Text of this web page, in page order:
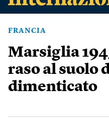
FRANCIA
Marsiglia
raso al suolo
dimenticato